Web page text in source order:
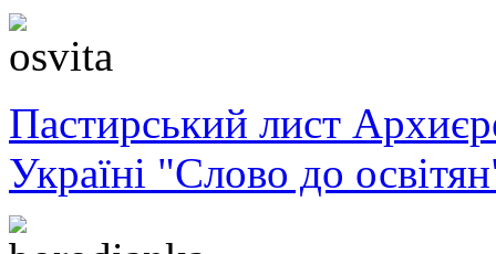
Пастирський лист
Україні "Слово до